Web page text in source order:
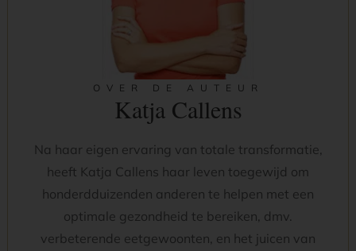
OVER DE AUTEUR
Katja Callens
Na haar eigen ervaring van totale transformatie,
heeft Katja Callens haar leven toegewijd om
honderdduizenden anderen te helpen met een
optimale gezondheid te bereiken, dmv.
verbeterende eetgewoonten, en het juicen van